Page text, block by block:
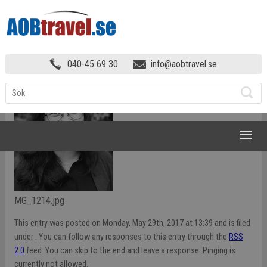
040-45 69 30 info@aobtravel.se
MG_1214.jpg
This entry was posted on Monday, May 29th, 2017 at 13:39 and is filed
under . You can follow any responses to this entry through the RSS
2.0 feed. You can skip to the end and leave a response. Pinging is
currently not allowed.